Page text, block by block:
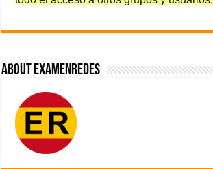
About ExamenRedes